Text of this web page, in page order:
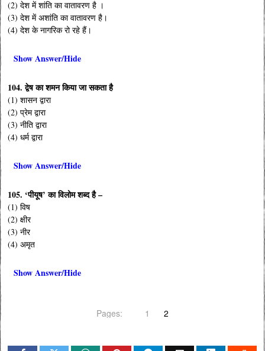
(2) देश में शांति का वातावरण है ।
(3) देश में अशांति का वातावरण है।
(4) देश के नागरिक रो रहे हैं।
Show Answer/Hide
104. द्वेष का शमन किया जा सकता है
(1) शासन द्वारा
(2) प्रेम द्वारा
(3) नीति द्वारा
(4) धर्म द्वारा
Show Answer/Hide
105. ‘पीयूष’ का विलोम शब्द है –
(1) विष
(2) क्षीर
(3) नीर
(4) अमृत
Show Answer/Hide
Pages: 1 2